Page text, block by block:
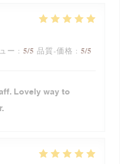
ー : 5/5 品質-価格 : 5/5
Lovely way to